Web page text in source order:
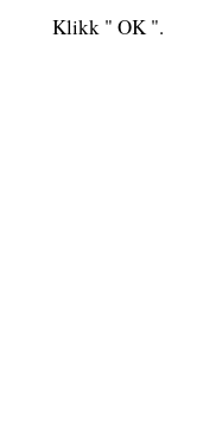
Klikk " OK ".